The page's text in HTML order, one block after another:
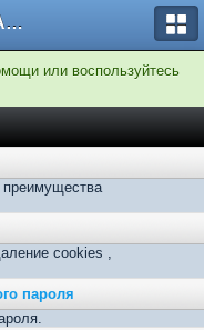
Форум EXTRACTOR.ru
или воспользуйтесь
преимущества
cookies ,
пароля